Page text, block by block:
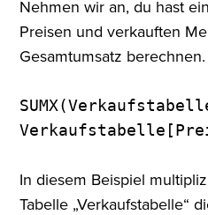
Nehmen wir an, du hast
Preisen und verkauften
Gesamtumsatz
In diesem Beispiel
Tabelle „Verkaufstabelle“